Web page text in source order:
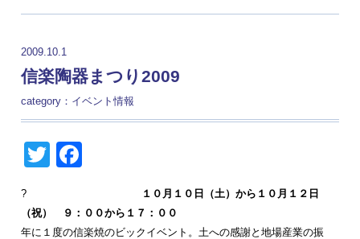
2009.10.1
信楽陶器まつり2009
category： イベント情報
TwitterFacebook
?
１０月１０日（土）から１０月１２日
（祝） ９：００から１７：００
年に１度の信楽焼のビックイベント。土への感謝と地場産業の振